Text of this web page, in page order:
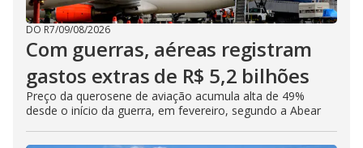
DO R7/09/08/2026
Com guerras, aéreas registram
gastos extras de R$ 5,2 bilhões
Preço da querosene de aviação acumula alta de 49%
desde o início da guerra, em fevereiro, segundo a Abear